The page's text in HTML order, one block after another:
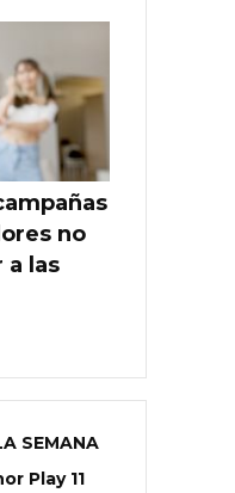
no
a las
SEMANA
Play 11